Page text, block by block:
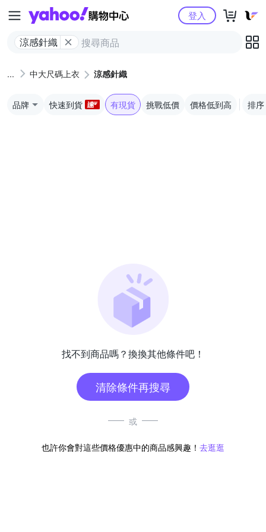
Yahoo購物中心
涼感針織
登入
中大尺碼上衣 涼感針織
品牌 快速到貨 有現貨 挑戰低價 價格低到高 排序
找不到商品嗎？換換其他條件吧！
清除條件再搜尋
或
也許你會對這些價格優惠中的商品感興趣！ 去逛逛